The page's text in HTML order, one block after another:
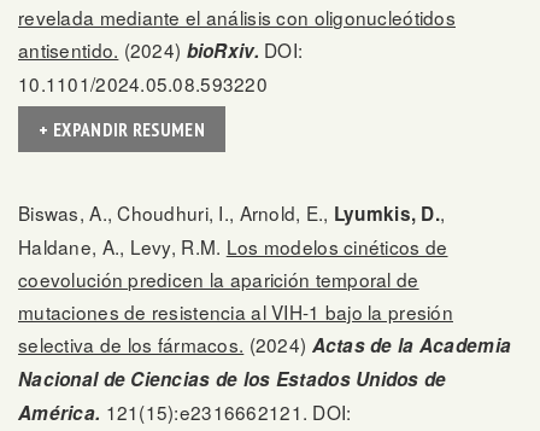
revelada mediante el análisis con oligonucleótidos
antisentido. (2024) bioRxiv. DOI:
10.1101/2024.05.08.593220
+ EXPANDIR RESUMEN
Biswas, A., Choudhuri, I., Arnold, E., Lyumkis, D.,
Haldane, A., Levy, R.M. Los modelos cinéticos de
coevolución predicen la aparición temporal de
mutaciones de resistencia al VIH-1 bajo la presión
selectiva de los fármacos. (2024) Actas de la Academia
Nacional de Ciencias de los Estados Unidos de
América. 121(15):e2316662121. DOI: